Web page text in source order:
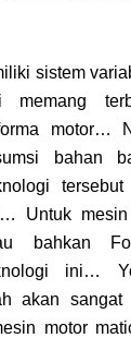
sistem
motor…
bahan
tersebut
Untuk
bahkan
ini…
akan
motor